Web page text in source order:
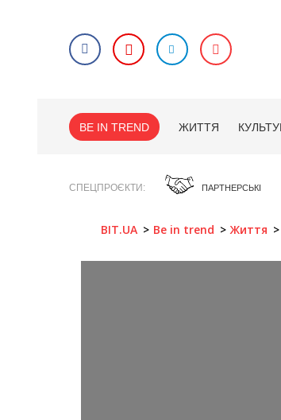
BE IN TREND ЖИТТЯ
СПЕЦПРОЄКТИ ПАРТНЕРСЬКІ
BIT.UA Be in trend Життя